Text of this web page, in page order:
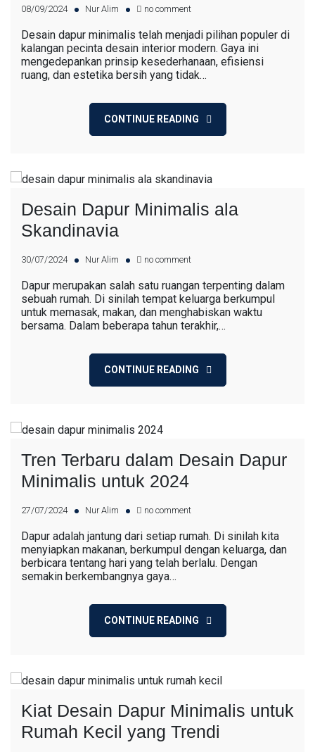
08/09/2024 Nur Alim no comment
Desain dapur minimalis telah menjadi pilihan populer di
kalangan pecinta desain interior modern. Gaya ini
mengedepankan prinsip kesederhanaan, efisiensi
ruang, dan estetika bersih yang tidak…
CONTINUE READING
Desain Dapur Minimalis ala
Skandinavia
30/07/2024 Nur Alim no comment
Dapur merupakan salah satu ruangan terpenting dalam
sebuah rumah. Di sinilah tempat keluarga berkumpul
untuk memasak, makan, dan menghabiskan waktu
bersama. Dalam beberapa tahun terakhir,…
CONTINUE READING
Tren Terbaru dalam Desain Dapur
Minimalis untuk 2024
27/07/2024 Nur Alim no comment
Dapur adalah jantung dari setiap rumah. Di sinilah kita
menyiapkan makanan, berkumpul dengan keluarga, dan
berbicara tentang hari yang telah berlalu. Dengan
semakin berkembangnya gaya…
CONTINUE READING
Kiat Desain Dapur Minimalis untuk
Rumah Kecil yang Trendi